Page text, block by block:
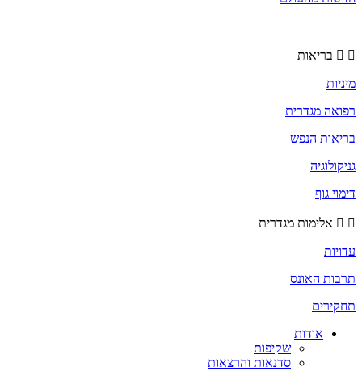
בריאות
מיניות
רפואה מגדרית
בריאות הנפש
גניקולוגיה
דימוי גוף
אלימות מגדרית
עדויות
תרבות האונס
תחקירים
אודות
שקיפות
סדנאות והרצאות